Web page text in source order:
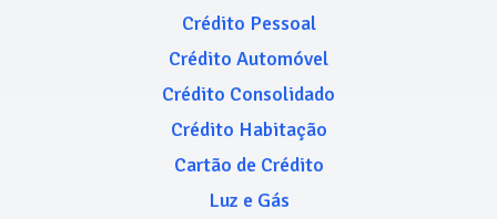
Crédito Pessoal
Crédito Automóvel
Crédito Consolidado
Crédito Habitação
Cartão de Crédito
Luz e Gás